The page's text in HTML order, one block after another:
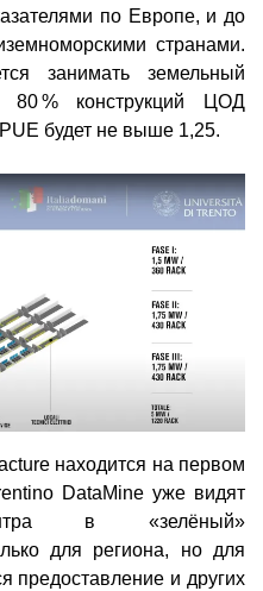
по Европе, и до
странами.
занимать земельный
80 % конструкций ЦОД
будет не выше 1,25.
находится на первом
DataMine уже видят
в «зелёный»
для региона, но для
предоставление и других